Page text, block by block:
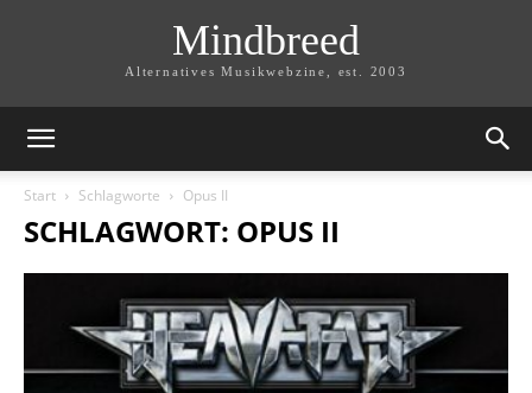
Mindbreed
Alternatives Musikwebzine, est. 2003
Start Schlagworte Opus II
SCHLAGWORT: OPUS II